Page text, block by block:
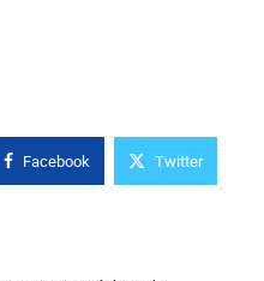
Facebook Twitter